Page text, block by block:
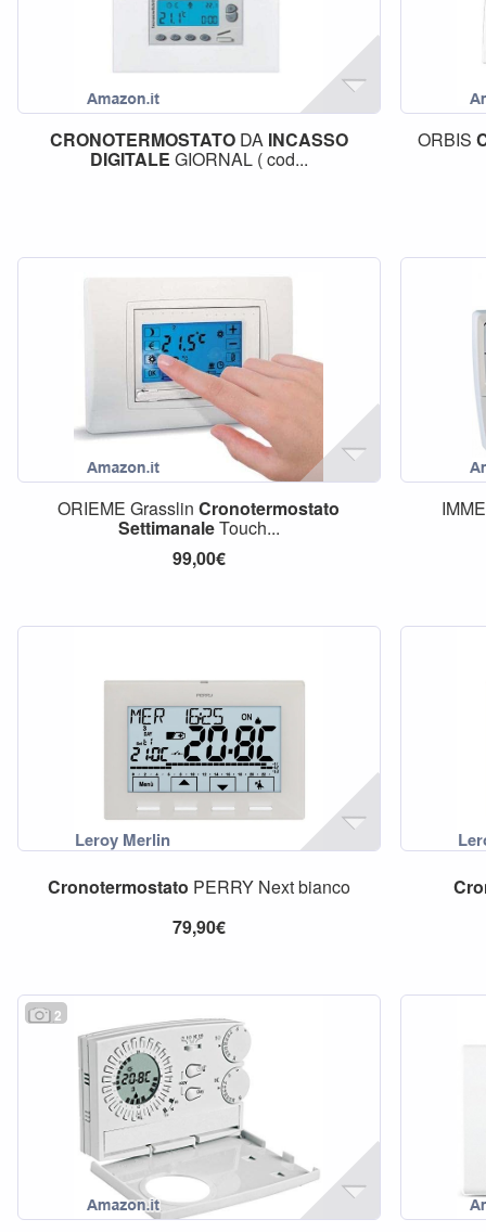
CRONOTERMOSTATODA INCASSO
DIGITALE GIORNAL ( cod...
ORBIS
ORIEME GrasslinCronotermostato
SettimanaleTouch...
99,00€
Cronotermostato PERRY Next bianco
79,90€
2